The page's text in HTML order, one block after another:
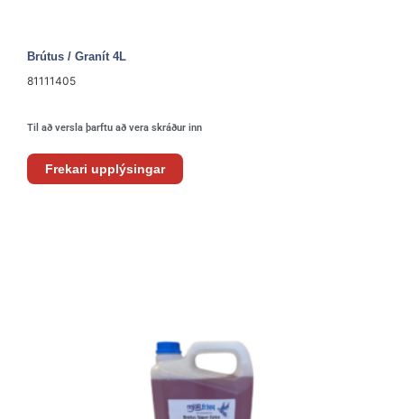
Brútus / Granít 4L
81111405
Til að versla þarftu að vera skráður inn
Frekari upplýsingar